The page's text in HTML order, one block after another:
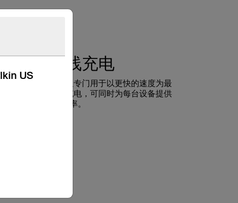
US
更快无线充电
这些无线充电板专门用于以更快的速度为最
新的智能手机充电，可同时为每台设备提供
高达 15 瓦的功率。